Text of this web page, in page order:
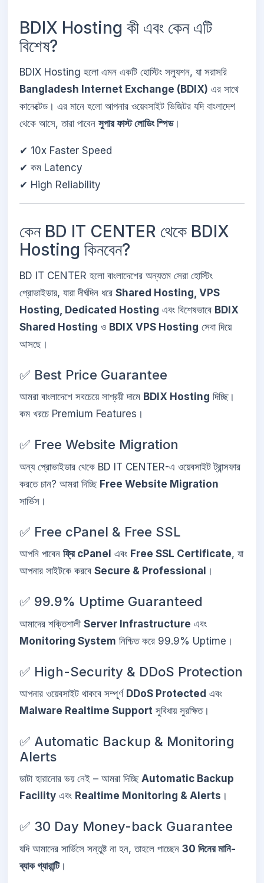
BDIX Hosting কী এবং কেন এটি
বিশেষ?
BDIX Hosting হলো এমন একটি হোস্টিং সল্যুশন, যা সরাসরি
Bangladesh Internet Exchange (BDIX) এর সাথে
কানেক্টেড। এর মানে হলো আপনার ওয়েবসাইট ভিজিটর যদি বাংলাদেশ
থেকে আসে, তারা পাবেন সুপার ফাস্ট লোডিং স্পিড।
✔ 10x Faster Speed
✔ কম Latency
✔ High Reliability
কেন BD IT CENTER থেকে BDIX
Hosting কিনবেন?
BD IT CENTER হলো বাংলাদেশের অন্যতম সেরা হোস্টিং
প্রোভাইডার, যারা দীর্ঘদিন ধরে Shared Hosting, VPS
Hosting, Dedicated Hosting এবং বিশেষভাবে BDIX
Shared Hosting ও BDIX VPS Hosting সেবা দিয়ে
আসছে।
✅ Best Price Guarantee
আমরা বাংলাদেশে সবচেয়ে সাশ্রয়ী দামে BDIX Hosting দিচ্ছি।
কম খরচে Premium Features।
✅ Free Website Migration
অন্য প্রোভাইডার থেকে BD IT CENTER-এ ওয়েবসাইট ট্রান্সফার
করতে চান? আমরা দিচ্ছি Free Website Migration
সার্ভিস।
✅ Free cPanel & Free SSL
আপনি পাবেন ফ্রি cPanel এবং Free SSL Certificate, যা
আপনার সাইটকে করবে Secure & Professional ।
✅ 99.9% Uptime Guaranteed
আমাদের শক্তিশালী Server Infrastructure এবং
Monitoring System নিশ্চিত করে 99.9% Uptime।
✅ High-Security & DDoS Protection
আপনার ওয়েবসাইট থাকবে সম্পূর্ণ DDoS Protected এবং
Malware Realtime Support সুবিধায় সুরক্ষিত।
✅ Automatic Backup & Monitoring
Alerts
ডাটা হারানোর ভয় নেই – আমরা দিচ্ছি Automatic Backup
Facility এবং Realtime Monitoring & Alerts ।
✅ 30 Day Money-back Guarantee
যদি আমাদের সার্ভিসে সন্তুষ্ট না হন, তাহলে পাচ্ছেন 30 দিনের মানি-
ব্যাক গ্যারান্টি।